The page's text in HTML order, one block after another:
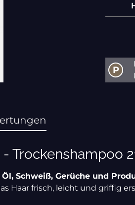
P
Trockenshampoo
Öl, Schweiß, Gerüche und
Haar frisch, leicht und griffig